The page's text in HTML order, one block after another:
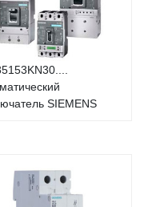
SIEMENS